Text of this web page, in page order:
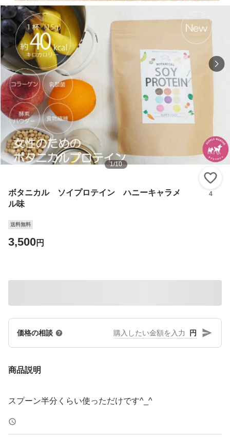
1/10
ボタニカル ソイプロテイン ハニーキャラメ
ル味
4
送料無料
3,500円
価格の相談 円
商品説明
スプーン半分くらい使っただけです^_^